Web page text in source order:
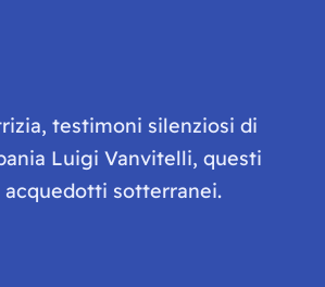
testimoni silenziosi di
Luigi Vanvitelli, questi
sotterranei.